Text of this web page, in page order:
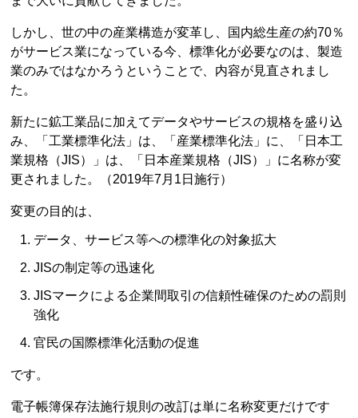
しかし、世の中の産業構造が変革し、国内総生産の約70％
がサービス業になっている今、標準化が必要なのは、製造
業のみではなかろうということで、内容が見直されまし
た。
新たに鉱工業品に加えてデータやサービスの規格を盛り込
み、「工業標準化法」は、「産業標準化法」に、「日本工
業規格（JIS）」は、「日本産業規格（JIS）」に名称が変
更されました。（2019年7月1日施行）
変更の目的は、
データ、サービス等への標準化の対象拡大
JISの制定等の迅速化
JISマークによる企業間取引の信頼性確保のための罰則
強化
官民の国際標準化活動の促進
です。
電子帳簿保存法施行規則の改訂は単に名称変更だけです